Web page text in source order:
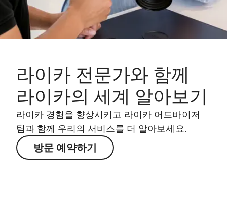
라이카 전문가와 함께
라이카의 세계 알아보기
라이카 경험을 향상시키고 라이카 어드바이저
팀과 함께 우리의 서비스를 더 알아보세요.
방문 예약하기